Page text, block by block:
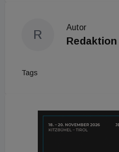
R
Autor
Redaktion
Tags